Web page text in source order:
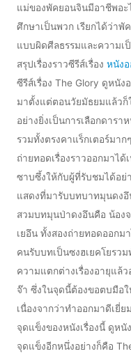
แม่ของพัคยอนจินมีอาชีพอ
ศึกษาเป็นพวก เรียกได้ว่าพั
แบบผิดศีลธรรมและความเ
สรุปเรื่องราวซีรีส์เรื่อง หนัง
ซีรีส์เรื่อง The Glory ดูหนัง
มาตั้งแต่ตอนวัยมัธยมแล้วก็
อย่างยิ่งเป็นการเลือกดารา
รวมทั้งตรงคาแร็กเตอร์มา
ถ่ายทอดเรื่องราวออกมาได้
ซาบซึ้งให้กับผู้ที่รับชมได้อย่
แสดงที่มารับบทบาทมุนดง
สวมบทมุนป่าดงอึนคือ น้อง
เยอึน ทั้งสองถ่ายทอดออกม
คนรับบทเป็นซงฮเยคโยรว
ความแตกต่างเรื่องอายุแล้
จ๊า ซึ่งในจุดนี้ต้องขอตบมือ
เนื่องจากว่าทำออกมาดีเยี่ย
จุดแข็งของหนังเรื่องนี้ ดูหนัง
จุดแข็งอีกหนึ่งอย่างก็คือ